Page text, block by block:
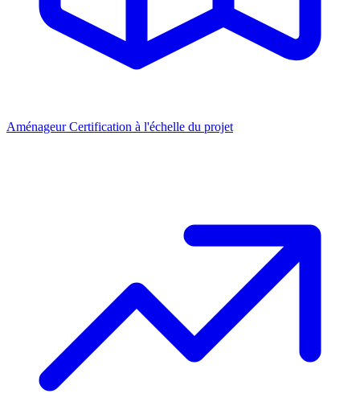
Aménageur Certification à l'échelle du projet